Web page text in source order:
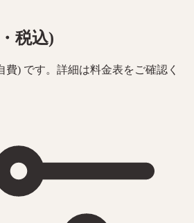
税込)
費) です。詳細は料金表をご確認く